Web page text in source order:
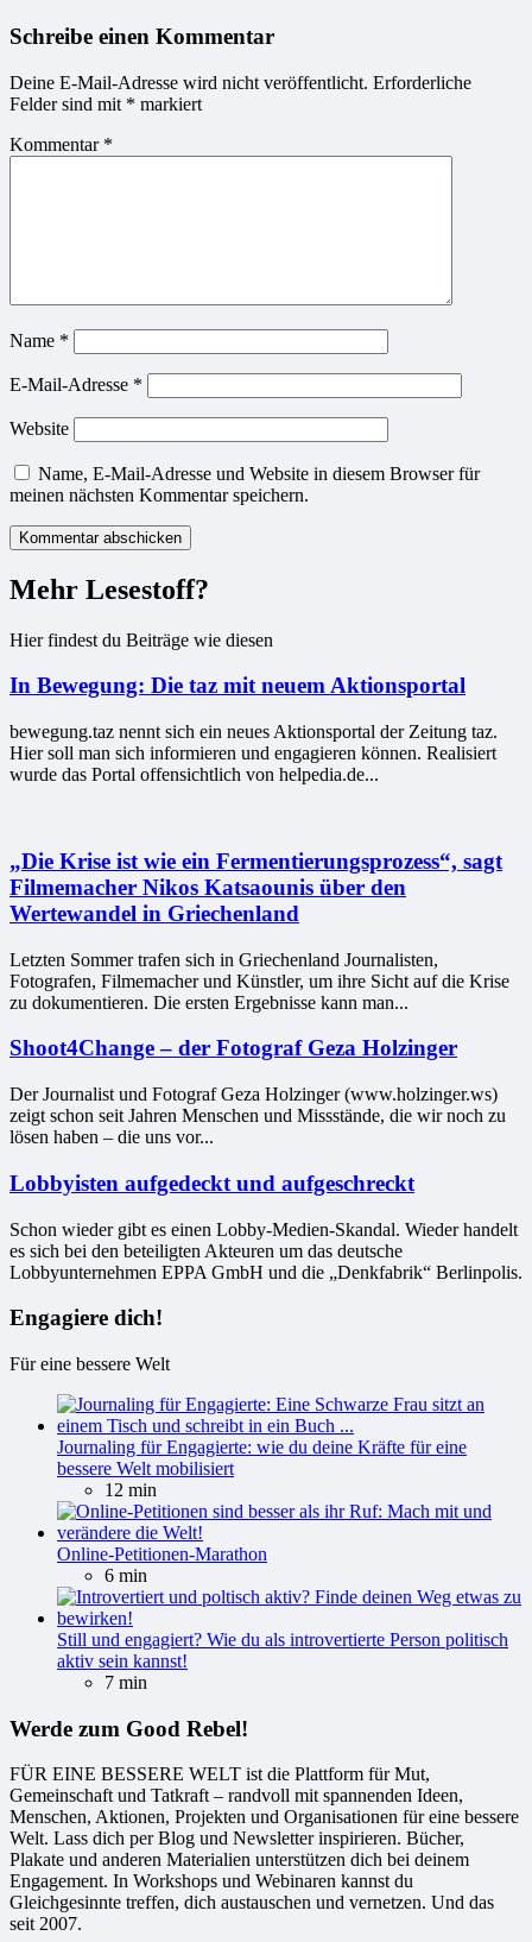
Schreibe einen Kommentar
Deine E-Mail-Adresse wird nicht veröffentlicht. Erforderliche
Felder sind mit * markiert
Kommentar *
Name *
E-Mail-Adresse *
Website
Name, E-Mail-Adresse und Website in diesem Browser für
meinen nächsten Kommentar speichern.
Mehr Lesestoff?
Hier findest du Beiträge wie diesen
In Bewegung: Die taz mit neuem Aktionsportal
bewegung.taz nennt sich ein neues Aktionsportal der Zeitung taz.
Hier soll man sich informieren und engagieren können. Realisiert
wurde das Portal offensichtlich von helpedia.de...
„Die Krise ist wie ein Fermentierungsprozess“, sagt
Filmemacher Nikos Katsaounis über den
Wertewandel in Griechenland
Letzten Sommer trafen sich in Griechenland Journalisten,
Fotografen, Filmemacher und Künstler, um ihre Sicht auf die Krise
zu dokumentieren. Die ersten Ergebnisse kann man...
Shoot4Change – der Fotograf Geza Holzinger
Der Journalist und Fotograf Geza Holzinger (www.holzinger.ws)
zeigt schon seit Jahren Menschen und Missstände, die wir noch zu
lösen haben – die uns vor...
Lobbyisten aufgedeckt und aufgeschreckt
Schon wieder gibt es einen Lobby-Medien-Skandal. Wieder handelt
es sich bei den beteiligten Akteuren um das deutsche
Lobbyunternehmen EPPA GmbH und die „Denkfabrik“ Berlinpolis.
Engagiere dich!
Für eine bessere Welt
Journaling für Engagierte: wie du deine Kräfte für eine
bessere Welt mobilisiert
12 min
Online-Petitionen-Marathon
6 min
Still und engagiert? Wie du als introvertierte Person politisch
aktiv sein kannst!
7 min
Werde zum Good Rebel!
FÜR EINE BESSERE WELT ist die Plattform für Mut,
Gemeinschaft und Tatkraft – randvoll mit spannenden Ideen,
Menschen, Aktionen, Projekten und Organisationen für eine bessere
Welt. Lass dich per Blog und Newsletter inspirieren. Bücher,
Plakate und anderen Materialien unterstützen dich bei deinem
Engagement. In Workshops und Webinaren kannst du
Gleichgesinnte treffen, dich austauschen und vernetzen. Und das
seit 2007.